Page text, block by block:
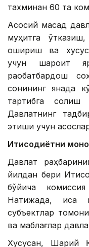
тахминан 60 та
Асосий мақсад
муҳитга ўтказиш,
ошириш ва
учун шароит
рақобатбардош
сонининг янада
тартибга солиш
Давлатнинг
этиши учун
Иқтисодиётни
Давлат
йилдан бери
бўйича
Натижада,
субъектлар
ва маблағлар
Хусусан, Шарқий